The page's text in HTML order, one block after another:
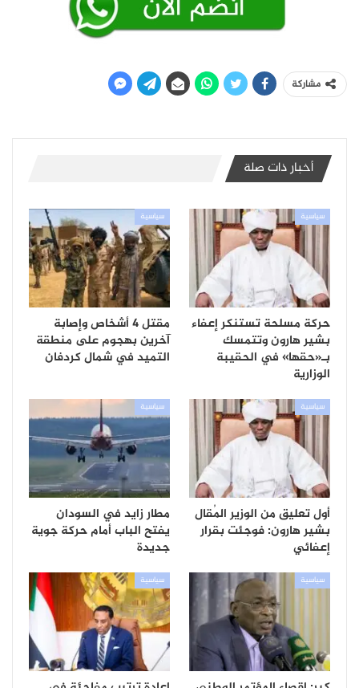
مشاركة
أخبار ذات صلة
سياسية
حركة مسلحة تستنكر إعفاء
بشير هارون وتتمسك
بـ«حقها» في الحقيبة
الوزارية
سياسية
مقتل 4 أشخاص وإصابة
آخرين بهجوم على منطقة
التميد في شمال كردفان
سياسية
أول تعليق من الوزير المُقال
بشير هارون: فوجئت بقرار
إعفائي
سياسية
مطار زايد في السودان
يفتح الباب أمام حركة جوية
جديدة
سياسية سياسية